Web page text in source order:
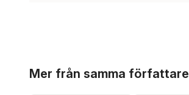
Mer från samma författare